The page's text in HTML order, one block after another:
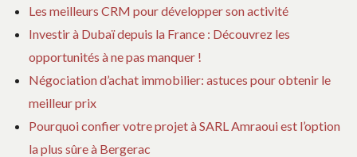
e
Les meilleurs CRM pour développer son activité
Investir à Dubaï depuis la France : Découvrez les
opportunités à ne pas manquer !
Négociation d’achat immobilier: astuces pour obtenir le
meilleur prix
Pourquoi confier votre projet à SARL Amraoui est l’option
la plus sûre à Bergerac